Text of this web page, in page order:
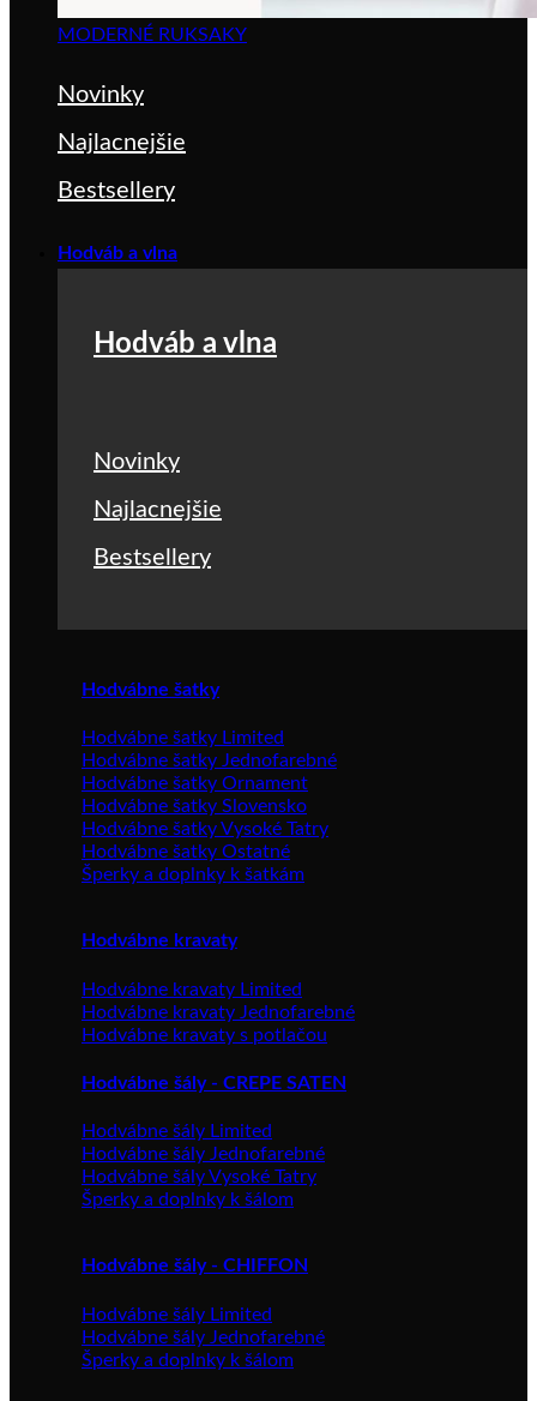
MODERNÉ RUKSAKY
Novinky
Najlacnejšie
Bestsellery
Hodváb a vlna
Hodváb a vlna
Novinky
Najlacnejšie
Bestsellery
Hodvábne šatky
Hodvábne šatky Limited
Hodvábne šatky Jednofarebné
Hodvábne šatky Ornament
Hodvábne šatky Slovensko
Hodvábne šatky Vysoké Tatry
Hodvábne šatky Ostatné
Šperky a doplnky k šatkám
Hodvábne kravaty
Hodvábne kravaty Limited
Hodvábne kravaty Jednofarebné
Hodvábne kravaty s potlačou
Hodvábne šály - CREPE SATEN
Hodvábne šály Limited
Hodvábne šály Jednofarebné
Hodvábne šály Vysoké Tatry
Šperky a doplnky k šálom
Hodvábne šály - CHIFFON
Hodvábne šály Limited
Hodvábne šály Jednofarebné
Šperky a doplnky k šálom